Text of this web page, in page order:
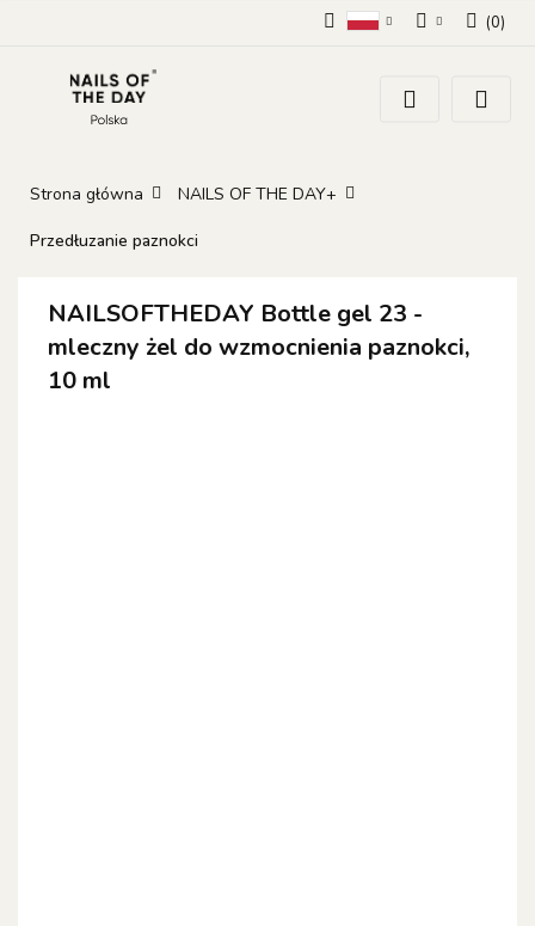
Zarejestruj się
(0)
Strona główna NAILS OF THE DAY+
Przedłuzanie paznokci
NAILSOFTHEDAY Bottle gel 23 -
mleczny żel do wzmocnienia paznokci,
10 ml